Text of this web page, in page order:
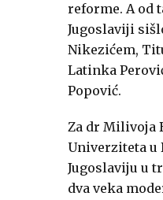
reforme. A od
Jugoslaviji
Nikezićem,
Latinka
Popović.
Za dr Milivoja
Univerziteta u
Jugoslaviju u
dva veka